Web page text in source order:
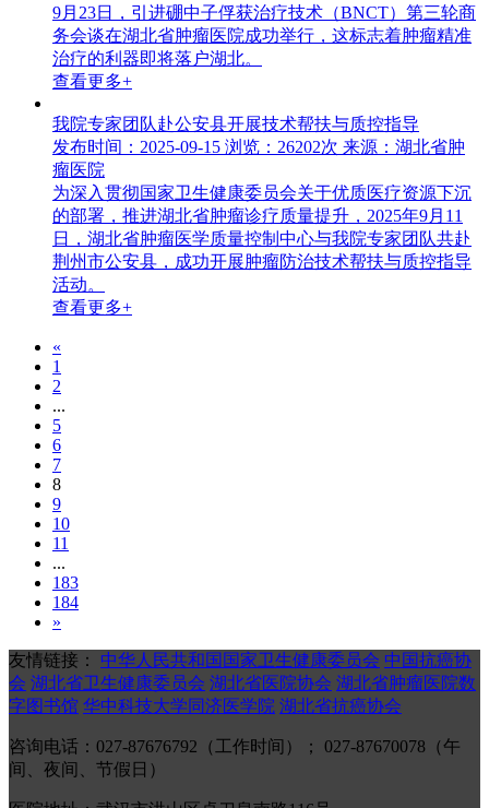
9月23日，引进硼中子俘获治疗技术（BNCT）第三轮商
务会谈在湖北省肿瘤医院成功举行，这标志着肿瘤精准
治疗的利器即将落户湖北。
查看更多+
我院专家团队赴公安县开展技术帮扶与质控指导
发布时间：2025-09-15 浏览：26202次 来源：湖北省肿
瘤医院
为深入贯彻国家卫生健康委员会关于优质医疗资源下沉
的部署，推进湖北省肿瘤诊疗质量提升，2025年9月11
日，湖北省肿瘤医学质量控制中心与我院专家团队共赴
荆州市公安县，成功开展肿瘤防治技术帮扶与质控指导
活动。
查看更多+
«
1
2
...
5
6
7
8
9
10
11
...
183
184
»
友情链接： 中华人民共和国国家卫生健康委员会 中国抗癌协
会 湖北省卫生健康委员会 湖北省医院协会 湖北省肿瘤医院数
字图书馆 华中科技大学同济医学院 湖北省抗癌协会
咨询电话：027-87676792（工作时间）； 027-87670078（午
间、夜间、节假日）